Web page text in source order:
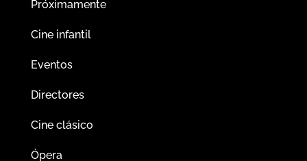
Próximamente
Cine infantil
Eventos
Directores
Cine clásico
Ópera